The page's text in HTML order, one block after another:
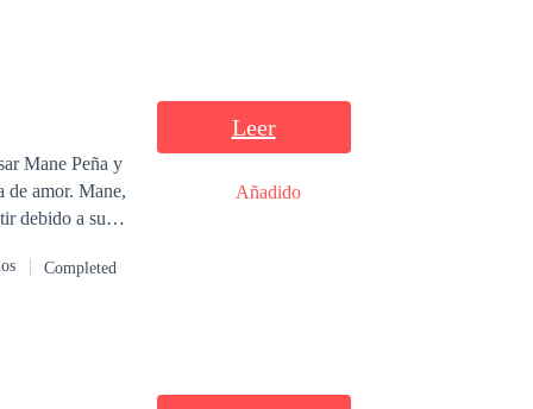
Mane Peña y
Mane,
debido a su
Completed
Leer
Añadido